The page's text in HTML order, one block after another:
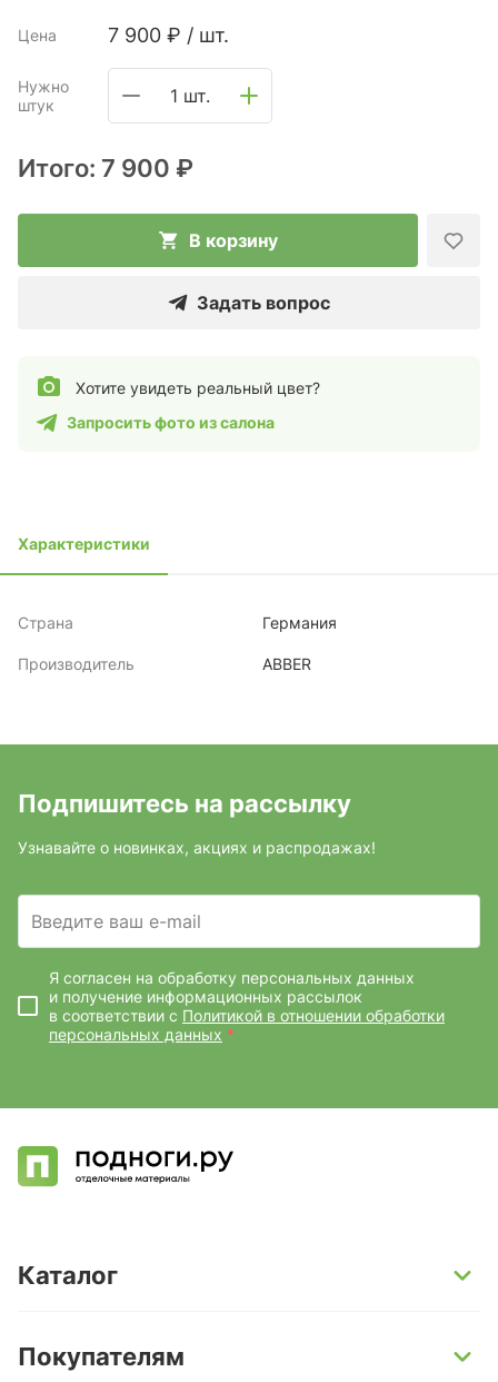
Цена 7 900 ₽ / шт.
Нужно
штук
1 шт.
Итого: 7 900 ₽
В корзину
Задать вопрос
Хотите увидеть реальный цвет?
Запросить фото из салона
Характеристики
Страна Германия
Производитель ABBER
Подпишитесь на рассылку
Узнавайте о новинках, акциях и распродажах!
Введите ваш e-mail
Я согласен на обработку персональных данных
и получение информационных рассылок
в соответствии с Политикой в отношении обработки
персональных данных *
Каталог
Кварц-винил и LVT-плитка
Покупателям